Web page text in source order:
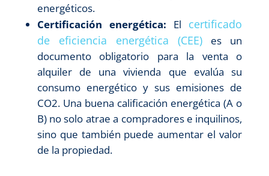
energéticos.
Certificación energética: El certificado
de eficiencia energética (CEE) es un
documento obligatorio para la venta o
alquiler de una vivienda que evalúa su
consumo energético y sus emisiones de
CO2. Una buena calificación energética (A o
B) no solo atrae a compradores e inquilinos,
sino que también puede aumentar el valor
de la propiedad.